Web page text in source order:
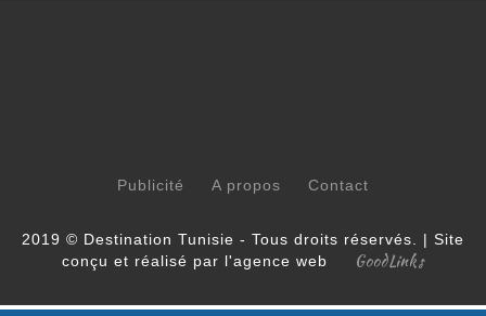
Publicité A propos Contact
2019 © Destination Tunisie - Tous droits réservés. | Site
conçu et réalisé par l'agence web
GoodLinks